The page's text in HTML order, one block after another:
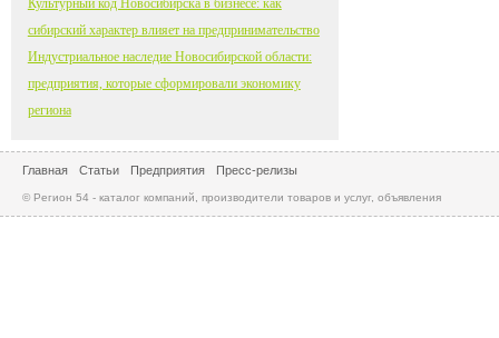
Культурный код Новосибирска в бизнесе: как
сибирский характер влияет на предпринимательство
Индустриальное наследие Новосибирской области:
предприятия, которые сформировали экономику
региона
Главная Статьи Предприятия Пресс-релизы
© Регион 54 - каталог компаний, производители товаров и услуг, объявления